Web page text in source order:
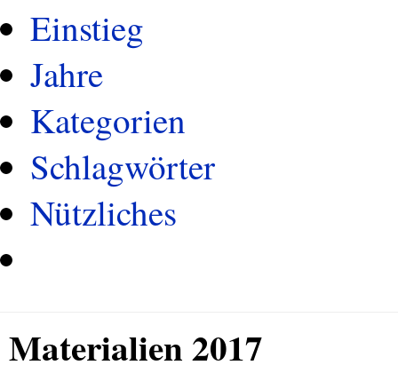
Einstieg
Jahre
Kategorien
Schlagwörter
Nützliches
Materialien 2017